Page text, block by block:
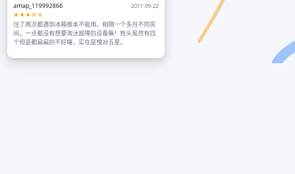
amap_119992866
2017-09-22
★★★☆☆
住了两次都遇到冰箱根本不能用，相隔一个多月不同房
间，一点都没有想要淘汰故障的设备嘛！枕头虽然有四
个但是都扁扁的不好睡，实在是愧对五星。